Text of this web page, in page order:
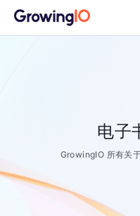
电子
GrowingIO 所有关